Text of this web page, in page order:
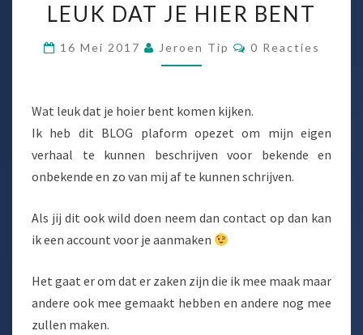
DAT
HIER
LEUK DAT JE HIER BENT
16 Mei 2017 Jeroen Tip Reacties
0 Reacties
Wat leuk dat je hoier bent komen kijken.
Ik heb dit BLOG plaform opezet om mijn eigen
verhaal te kunnen beschrijven voor bekende en
onbekende en zo van mij af te kunnen schrijven.
Als jij dit ook wild doen neem dan contact op dan kan
ik een account voor je aanmaken
Het gaat er om dat er zaken zijn die ik mee maak maar
andere ook mee gemaakt hebben en andere nog mee
zullen maken.